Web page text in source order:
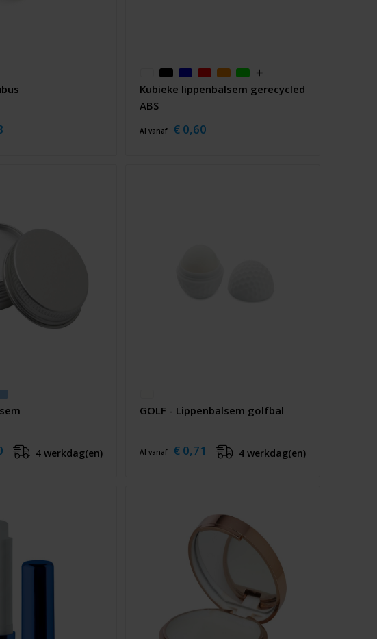
Kubieke lippenbalsem gerecycled
ABS
Al vanaf € 0,60
4 werkdag(en)
GOLF - Lippenbalsem golfbal
Al vanaf € 0,71 4 werkdag(en)